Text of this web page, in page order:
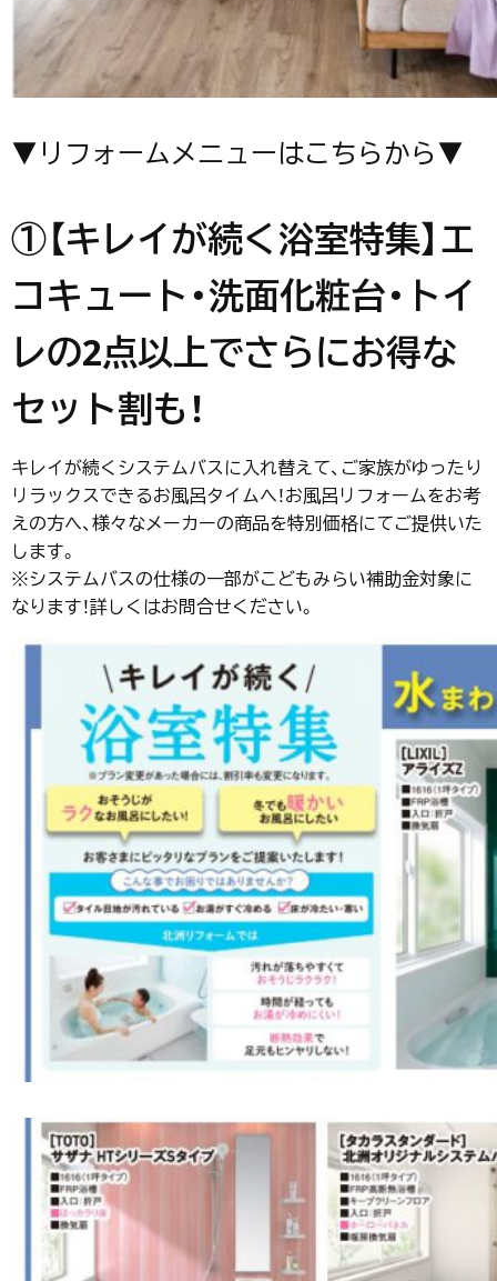
▼リフォームメニューはこちらから▼
①【キレイが続く浴室特集】エ
コキュート・洗面化粧台・トイ
レの2点以上でさらにお得な
セット割も！
キレイが続くシステムバスに入れ替えて、ご家族がゆったり
リラックスできるお風呂タイムへ！お風呂リフォームをお考
えの方へ、様々なメーカーの商品を特別価格にてご提供いた
します。
※システムバスの仕様の一部がこどもみらい補助金対象に
なります！詳しくはお問合せください。